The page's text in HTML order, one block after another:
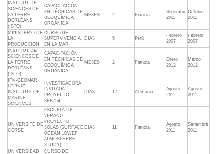
INSTITUT DE
SCIENCES DE
LA TERRE
DORLÉANS
(ISTO)
CAPACITACIÓN
EN TÉCNICAS DE
GEOQUÍMICA
ORGÁNICA
MESES 2 Francia
Setiembre
2011
Octubre
2011
MINISTERIO DE
LA
PRODUCCION
CURSO DE
SUPERVIVENCIA
EN LA MAR
DIAS 5 Perú
Febrero
2007
Febrero
2007
INSTITUT DE
SCIENCES DE
LA TERRE
DORLÉANS
(ISTO)
CAPACITACIÓN
EN TÉCNICAS DE
GEOQUÍMICA
ORGÁNICA
MESES 2 Francia
Enero
2012
Marzo
2012
IFM-GEOMAR
LEIBNIZ-
INSTITUTE OF
MARINE
SCIENCES
INVESTIGADORA
INVITADA
PROYECTO
SFB754
DIAS 17 Alemania
Agosto
2011
Agosto
2011
UNIVERSITÉ DE
CORSE
ESCUELA DE
VERANO
PROYECTO
SOLAS (SURFACE
OCEAN LOWER
ATMOSPHERE
STUDY)
DIAS 11 Francia
Agosto
2011
Setiembre
2011
UNIVERSIDAD
CURSO DE